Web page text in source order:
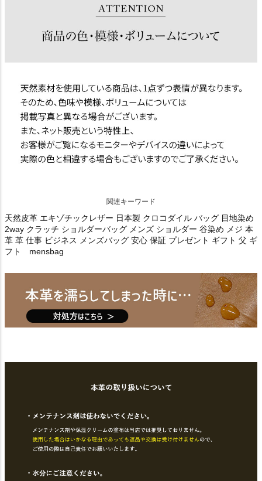
関連キーワード
天然皮革 エキゾチックレザー 日本製 クロコダイル バッグ 目地染め
2way クラッチ ショルダーバッグ メンズ ショルダー 谷染め メジ 本
革 革 仕事 ビジネス メンズバッグ 安心 保証 プレゼント ギフト 父 ギ
フト mensbag